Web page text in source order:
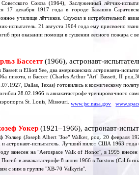
Советского Союза (1964), Заслуженный лётчик-
17 декабря 1917 года в городе Балашов
училище лётчиков. Служил в истребительной
испытатель. 21 августа 1964 года ему присвоено
при оказании помощи в тушении лесного пожара с
Бассетт(1966), астронавт-
Bassett и Elliott See, два американских астронавта-
и Бассет (Charles Arthur "Art" Bassett, II
Dallas, Texas) готовились к космическому
28.02.1966 в авиакатастрофе тренировочного
St. Louis, Missouri.www.jsc.nasa.gov
Уокер (1921–1966), астронавт-
Уолкер (Joseph Albert "Joe" Walker, род. 20 февраля
и астронавт-испытатель. Лучший пилот США 1963
занесен на "Aerospace Walk of Honor", в 1995
Погиб в авиакатастрофе 8 июня 1966 в Barstow
с ним в группе "XB-70 Valkyrie".